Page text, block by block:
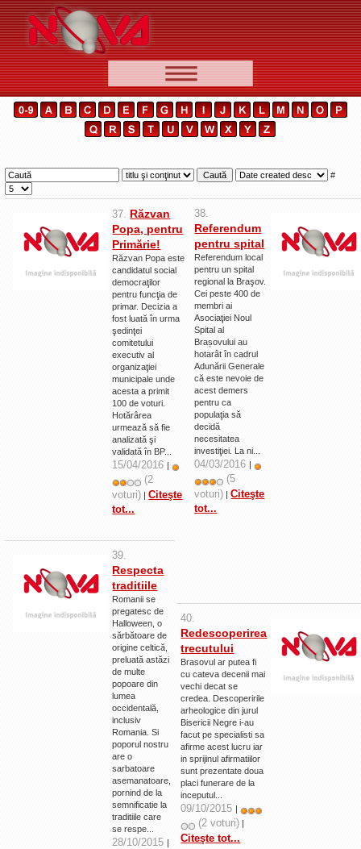
📰 Ştiri
Ştirile Nova TV
Poveşti din Braşov
Punct şi de la capăt
Faţă în faţă
Punctul pe I
#
37.Răzvan
Popa, pentru
Primărie!
Răzvan Popa este
candidatul social
democraţilor
pentru funcţia de
primar. Decizia a
fost luată în urma
şedinţei
comitetului
executiv al
organizaţiei
municipale unde
acesta a primit
100 de voturi.
Hotărârea
urmează să fie
analizată şi
validată în BP...
15/04/2016 |
voturi) |Citeşte
tot...
38.
Referendum
pentru spital
Referendum local
pentru un spital
regional la Braşov.
Cei peste 400 de
membri ai
Asociaţiei Noul
Spital al
Brașovului au
hotarât în cadrul
Adunării Generale
că este nevoie de
acest demers
pentru ca
populaţia să
decidă
necesitatea
investiţiei. La ni...
04/03/2016 |
(5
voturi) |Citeşte
tot...
39.
Respecta
traditiile
Romanii se
pregatesc de
Halloween, o
sărbătoare de
origine celtică,
preluată astăzi
de multe
popoare din
lumea
occidentală,
inclusiv
Romania. Si
poporul nostru
are o
sarbatoare
asemanatoare,
pornind de la
semnificatie la
traditiile care
se respe...
28/10/2015 |
40.
Redescoperirea
trecutului
Brasovul ar putea fi
cu cateva decenii mai
vechi decat se
credea. Descoperirile
arheologice din jurul
Bisericii Negre i-au
facut pe specialisti sa
afirme acest lucru iar
in sprijinul afirmatiilor
sunt prezentate doua
placi funerare de la
inceputul...
09/10/2015 |
(2 voturi)
Citeşte tot...